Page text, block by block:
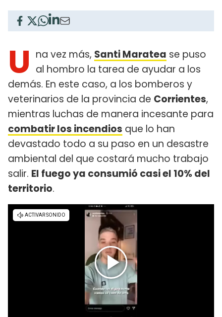
U na vez más, Santi Maratea se puso
al hombro la tarea de ayudar a los
demás. En este caso, a los bomberos y
veterinarios de la provincia de Corrientes,
mientras luchas de manera incesante para
combatir los incendios que lo han
devastado todo a su paso en un desastre
ambiental del que costará mucho trabajo
salir. El fuego ya consumió casi el 10% del
territorio.